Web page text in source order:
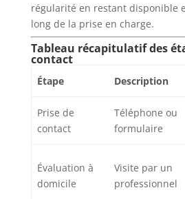
régularité en restant disponible
long de la prise en charge.
Tableau récapitulatif des
contact
Étape Description
Prise de
contact
Téléphone ou
formulaire
Évaluation à
domicile
Visite par un
professionnel